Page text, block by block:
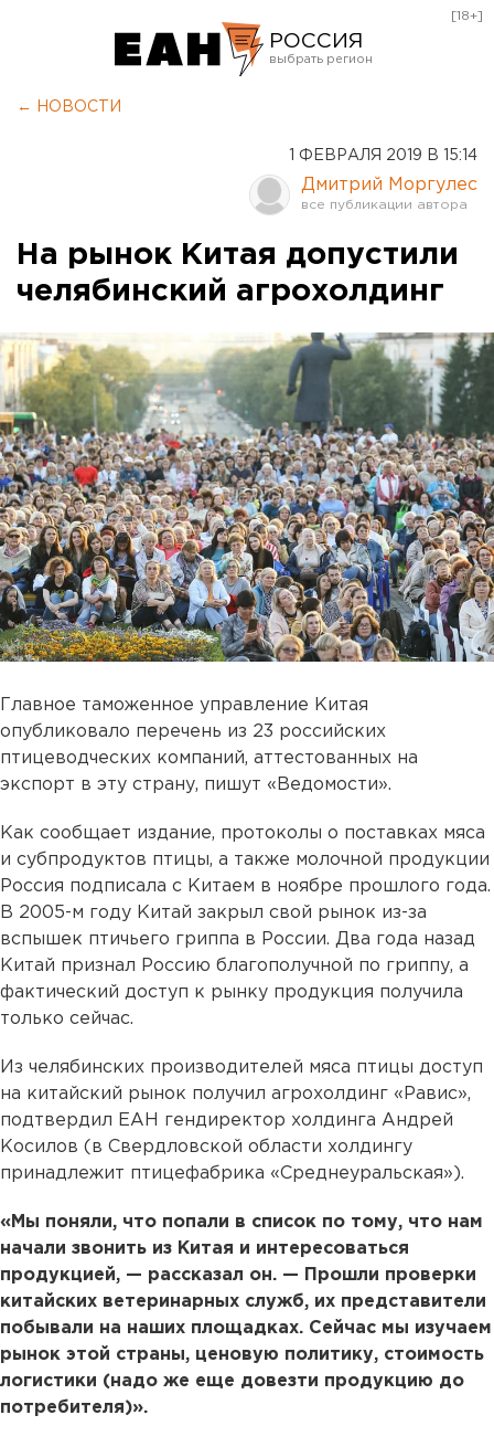
РОССИЯ
Оренбург
[18+]
← НОВОСТИ
1 ФЕВРАЛЯ 2019 В 15:14
Дмитрий Моргулес
На рынок Китая допустили
челябинский агрохолдинг
Главное таможенное управление Китая
опубликовало перечень из 23 российских
птицеводческих компаний, аттестованных на
экспорт в эту страну, пишут «Ведомости».
Как сообщает издание, протоколы о поставках мяса
и субпродуктов птицы, а также молочной продукции
Россия подписала с Китаем в ноябре прошлого года.
В 2005-м году Китай закрыл свой рынок из-за
вспышек птичьего гриппа в России. Два года назад
Китай признал Россию благополучной по гриппу, а
фактический доступ к рынку продукция получила
только сейчас.
Из челябинских производителей мяса птицы доступ
на китайский рынок получил агрохолдинг «Равис»,
подтвердил ЕАН гендиректор холдинга Андрей
Косилов (в Свердловской области холдингу
принадлежит птицефабрика «Среднеуральская»).
«Мы поняли, что попали в список по тому, что нам
начали звонить из Китая и интересоваться
продукцией, — рассказал он. — Прошли проверки
китайских ветеринарных служб, их представители
побывали на наших площадках. Сейчас мы изучаем
рынок этой страны, ценовую политику, стоимость
логистики (надо же еще довезти продукцию до
потребителя)».